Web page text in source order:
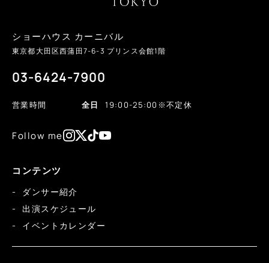
ショーハウス カーニバル
東京都大田区西蒲田7-6-3 プリンス会館1階
03-6424-7900
営業時間 全日 19:00-25:00 ※不定休
Follow me
コンテンツ
ダンサー紹介
出演スケジュール
イベントカレンダー